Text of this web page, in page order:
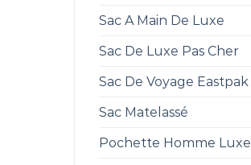
Sac A Main De Luxe
Sac De Luxe Pas Cher
Sac De Voyage Eastpak
Sac Matelassé
Pochette Homme Luxe